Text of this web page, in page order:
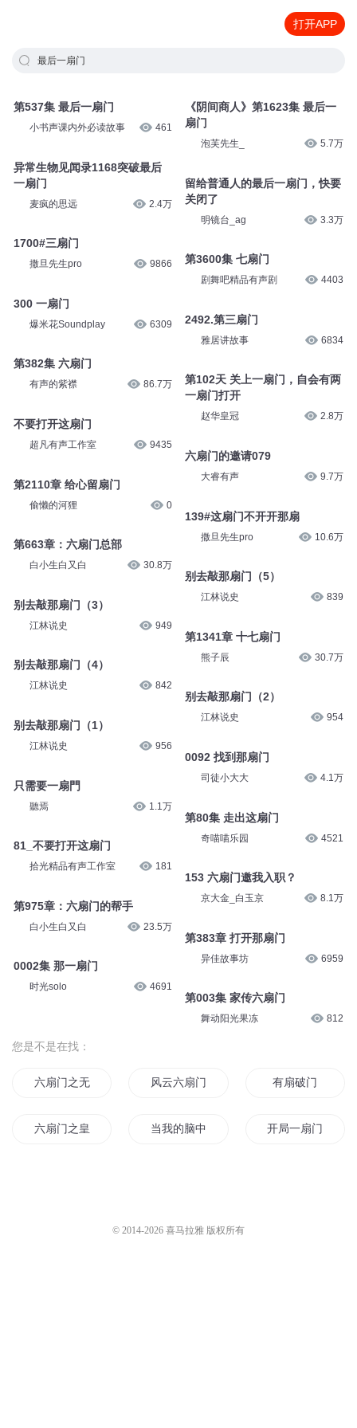
打开APP
最后一扇门
第537集 最后一扇门
小书声课内外必读故事 461
异常生物见闻录1168突破最后
一扇门
麦疯的思远 2.4万
1700#三扇门
撒旦先生pro 9866
300 一扇门
爆米花Soundplay 6309
第382集 六扇门
有声的紫襟 86.7万
不要打开这扇门
超凡有声工作室 9435
第2110章 给心留扇门
偷懒的河狸 0
第663章：六扇门总部
白小生白又白 30.8万
别去敲那扇门（3）
江林说史 949
别去敲那扇门（4）
江林说史 842
别去敲那扇门（1）
江林说史 956
只需要一扇門
聽焉 1.1万
81_不要打开这扇门
拾光精品有声工作室 181
第975章：六扇门的帮手
白小生白又白 23.5万
0002集 那一扇门
时光solo 4691
《阴间商人》第1623集 最后一
扇门
泡芙先生_ 5.7万
留给普通人的最后一扇门，快要
关闭了
明镜台_ag 3.3万
第3600集 七扇门
剧舞吧精品有声剧 4403
2492.第三扇门
雅居讲故事 6834
第102天 关上一扇门，自会有两
一扇门打开
赵华皇冠 2.8万
六扇门的邀请079
大睿有声 9.7万
139#这扇门不开开那扇
撒旦先生pro 10.6万
别去敲那扇门（5）
江林说史 839
第1341章 十七扇门
熊子辰 30.7万
别去敲那扇门（2）
江林说史 954
0092 找到那扇门
司徒小大大 4.1万
第80集 走出这扇门
奇喵喵乐园 4521
153 六扇门邀我入职？
京大金_白玉京 8.1万
第383章 打开那扇门
异佳故事坊 6959
第003集 家传六扇门
舞动阳光果冻 812
您是不是在找：
六扇门之无影神捕 风云六扇门 有扇破门
六扇门之皇都鬼龙 当我的脑中多扇门后 开局一扇门
© 2014-2026 喜马拉雅 版权所有